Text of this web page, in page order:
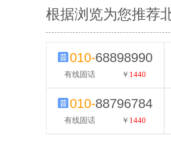
根据浏览为您推荐
010-68898990
有线固话 ￥ 1440
010-88796784
有线固话 ￥ 1440